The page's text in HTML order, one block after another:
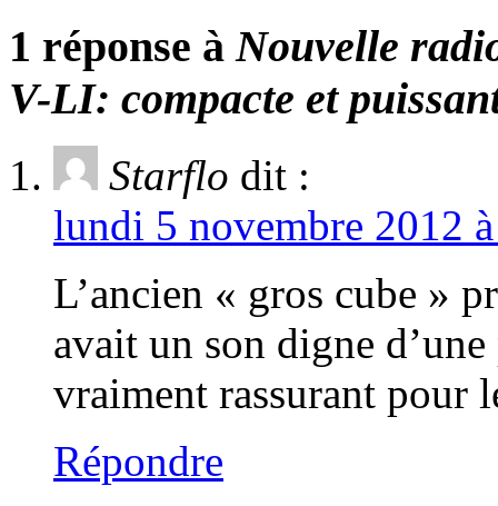
1 réponse àNouvelle
V-LI: compacte et
Starflo dit :
lundi 5 novembre 2012
L’ancien « gros cube »
avait un son digne
vraiment rassurant pour
Répondre